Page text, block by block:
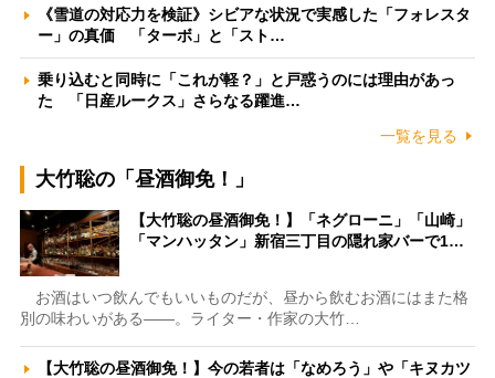
《雪道の対応力を検証》シビアな状況で実感した「フォレスタ
ー」の真価 「ターボ」と「スト…
乗り込むと同時に「これが軽？」と戸惑うのには理由があっ
た 「日産ルークス」さらなる躍進…
一覧を見る
大竹聡の「昼酒御免！」
【大竹聡の昼酒御免！】「ネグローニ」「山崎」
「マンハッタン」新宿三丁目の隠れ家バーで1…
お酒はいつ飲んでもいいものだが、昼から飲むお酒にはまた格
別の味わいがある――。ライター・作家の大竹…
【大竹聡の昼酒御免！】今の若者は「なめろう」や「キヌカツ